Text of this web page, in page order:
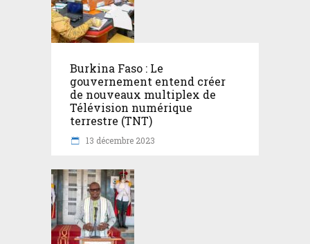
Burkina Faso : Le
gouvernement entend créer
de nouveaux multiplex de
Télévision numérique
terrestre (TNT)
13 décembre 2023